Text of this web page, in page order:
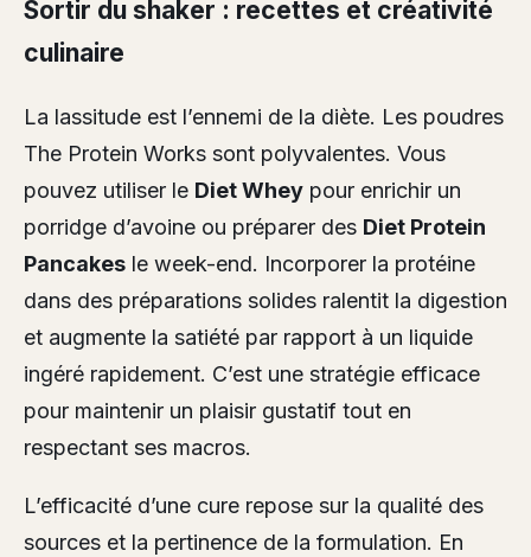
Sortir du shaker : recettes et créativité
culinaire
La lassitude est l’ennemi de la diète. Les poudres
The Protein Works sont polyvalentes. Vous
pouvez utiliser le Diet Whey pour enrichir un
porridge d’avoine ou préparer des Diet Protein
Pancakes le week-end. Incorporer la protéine
dans des préparations solides ralentit la digestion
et augmente la satiété par rapport à un liquide
ingéré rapidement. C’est une stratégie efficace
pour maintenir un plaisir gustatif tout en
respectant ses macros.
L’efficacité d’une cure repose sur la qualité des
sources et la pertinence de la formulation. En